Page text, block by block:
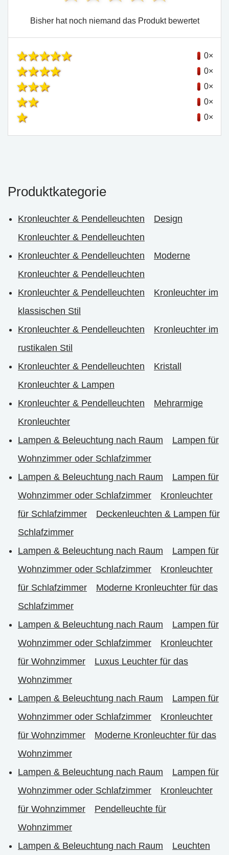
Bisher hat noch niemand das Produkt bewertet
0×
0×
0×
0×
0×
Produktkategorie
Kronleuchter & Pendelleuchten
Design
Kronleuchter & Pendelleuchten
Kronleuchter & Pendelleuchten
Moderne
Kronleuchter & Pendelleuchten
Kronleuchter & Pendelleuchten
Kronleuchter im
klassischen Stil
Kronleuchter & Pendelleuchten
Kronleuchter im
rustikalen Stil
Kronleuchter & Pendelleuchten
Kristall
Kronleuchter & Lampen
Kronleuchter & Pendelleuchten
Mehrarmige
Kronleuchter
Lampen & Beleuchtung nach Raum
Lampen für
Wohnzimmer oder Schlafzimmer
Lampen & Beleuchtung nach Raum
Lampen für
Wohnzimmer oder Schlafzimmer
Kronleuchter
für Schlafzimmer
Deckenleuchten & Lampen für
Schlafzimmer
Lampen & Beleuchtung nach Raum
Lampen für
Wohnzimmer oder Schlafzimmer
Kronleuchter
für Schlafzimmer
Moderne Kronleuchter für das
Schlafzimmer
Lampen & Beleuchtung nach Raum
Lampen für
Wohnzimmer oder Schlafzimmer
Kronleuchter
für Wohnzimmer
Luxus Leuchter für das
Wohnzimmer
Lampen & Beleuchtung nach Raum
Lampen für
Wohnzimmer oder Schlafzimmer
Kronleuchter
für Wohnzimmer
Moderne Kronleuchter für das
Wohnzimmer
Lampen & Beleuchtung nach Raum
Lampen für
Wohnzimmer oder Schlafzimmer
Kronleuchter
für Wohnzimmer
Pendelleuchte für
Wohnzimmer
Lampen & Beleuchtung nach Raum
Leuchten